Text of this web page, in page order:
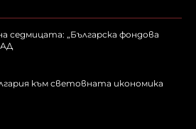
седмицата: „Българска фондова
АД
към световната икономика